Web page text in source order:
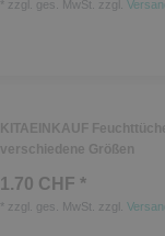
zzgl. ges. MwSt. zzgl.
KITAEINKAUF
verschiedene Größen
1.70 CHF *
zzgl. ges. MwSt. zzgl.